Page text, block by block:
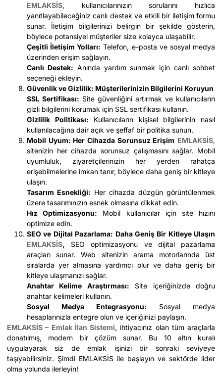
EMLAKSİS, kullanıcılarınızın sorularını hızlıca
yanıtlayabileceğiniz canlı destek ve etkili bir iletişim formu
sunar. İletişim bilgilerinizi belirgin bir şekilde gösterin,
böylece potansiyel müşteriler size kolayca ulaşabilir.
Çeşitli İletişim Yolları: Telefon, e-posta ve sosyal medya
üzerinden erişim sağlayın.
Canlı Destek: Anında yardım sunmak için canlı sohbet
seçeneği ekleyin.
Güvenlik ve Gizlilik: Müşterilerinizin Bilgilerini Koruyun
SSL Sertifikası: Site güvenliğini artırmak ve kullanıcıların
gizli bilgilerini korumak için SSL sertifikası kullanın.
Gizlilik Politikası: Kullanıcıların kişisel bilgilerinin nasıl
kullanılacağına dair açık ve şeffaf bir politika sunun.
Mobil Uyum: Her Cihazda Sorunsuz Erişim EMLAKSİS,
sitenizin her cihazda sorunsuz çalışmasını sağlar. Mobil
uyumluluk, ziyaretçilerinizin her yerden rahatça
erişebilmelerine imkan tanır, böylece daha geniş bir kitleye
ulaşın.
Tasarım Esnekliği: Her cihazda düzgün görüntülenmek
üzere tasarımınızın esnek olmasına dikkat edin.
Hız Optimizasyonu: Mobil kullanıcılar için site hızını
optimize edin.
SEO ve Dijital Pazarlama: Daha Geniş Bir Kitleye Ulaşın
EMLAKSİS,
SEO optimizasyonu ve dijital pazarlama
araçları sunar. Web sitenizin arama motorlarında üst
sıralarda yer almasına yardımcı olur ve daha geniş bir
kitleye ulaşmanızı sağlar.
Anahtar Kelime Araştırması: Site içeriğinizde doğru
anahtar kelimeleri kullanın.
Sosyal Medya Entegrasyonu: Sosyal medya
hesaplarınızla entegre olun ve içeriğinizi paylaşın.
EMLAKSİS – Emlak İlan Sistemi, ihtiyacınız olan tüm araçlarla
donatılmış, modern bir çözüm sunar. Bu 10 altın kuralı
uygulayarak siz de emlak işinizi bir sonraki seviyeye
taşıyabilirsiniz. Şimdi EMLAKSİS ile başlayın ve sektörde lider
olma yolunda ilerleyin!